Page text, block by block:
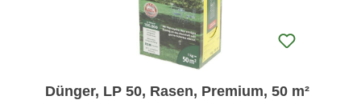
Dünger, LP 50, Rasen, Premium, 50 m²